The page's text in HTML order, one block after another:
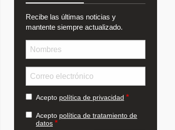
Recibe las últimas noticias y
mantente siempre actualizado.
Acepto política de privacidad
Acepto política de tratamiento de
datos